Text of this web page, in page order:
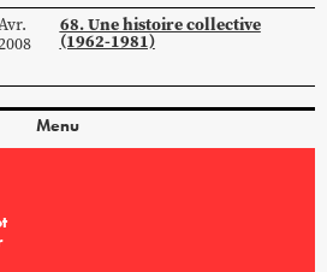
68. Une histoire collective
(1962-1981)
Menu